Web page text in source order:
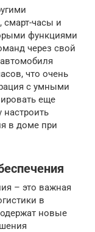
смарт-часы и
функциями
через свой
что очень
с умными
еще
в доме при
– это важная
в
новые